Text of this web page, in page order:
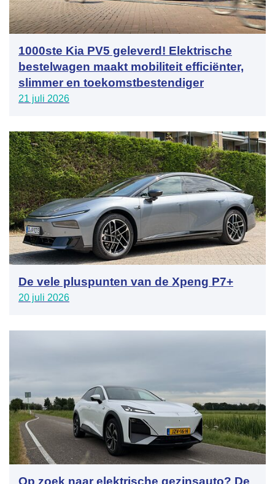
1000ste Kia PV5 geleverd! Elektrische
bestelwagen maakt mobiliteit efficiënter,
slimmer en toekomstbestendiger
21 juli 2026
De vele pluspunten van de Xpeng P7+
20 juli 2026
Op zoek naar elektrische gezinsauto? De